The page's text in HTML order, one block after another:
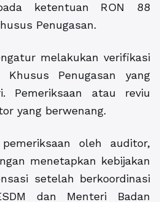
ketentuan RON 88
Penugasan.
melakukan verifikasi
Penugasan yang
Pemeriksaan atau reviu
yang berwenang.
oleh auditor,
menetapkan kebijakan
setelah berkoordinasi
dan Menteri Badan